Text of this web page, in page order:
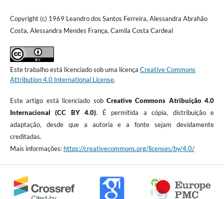
Copyright (c) 1969 Leandro dos Santos Ferreira, Alessandra Abrahão
Costa, Alessandra Mendes França, Camila Costa Cardeal
Este trabalho está licenciado sob uma licença Creative Commons
Attribution 4.0 International License.
Este artigo está licenciado sob Creative Commons Atribuição 4.0
Internacional (CC BY 4.0). É permitida a cópia, distribuição e
adaptação, desde que a autoria e a fonte sejam devidamente
creditadas.
Mais informações: https://creativecommons.org/licenses/by/4.0/